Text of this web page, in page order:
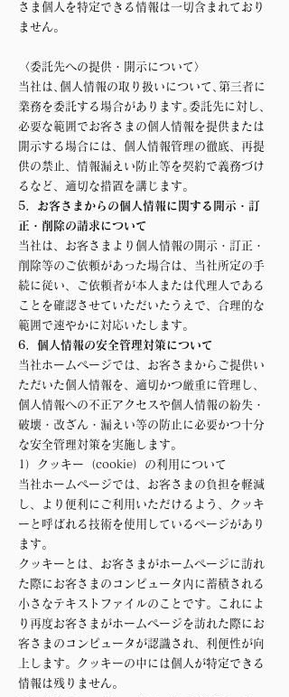
さま個人を特定できる情報は一切含まれており
ません。
〈委託先への提供・開示について〉
当社は､個人情報の取り扱いについて､第三者に
業務を委託する場合があります｡委託先に対し、
必要な範囲でお客さまの個人情報を提供または
開示する場合には、個人情報管理の徹底、再提
供の禁止、情報漏えい防止等を契約で義務づけ
るなど、適切な措置を講じます。
5．お客さまからの個人情報に関する開示・訂
正・削除の請求について
当社は、お客さまより個人情報の開示・訂正・
削除等のご依頼があった場合は、当社所定の手
続に従い、ご依頼者が本人または代理人である
ことを確認させていただいたうえで、合理的な
範囲で速やかに対応いたします。
6．個人情報の安全管理対策について
当社ホームページでは、お客さまからご提供い
ただいた個人情報を、適切かつ厳重に管理し、
個人情報への不正アクセスや個人情報の紛失・
破壊・改ざん・漏えい等の防止に必要かつ十分
な安全管理対策を実施します。
1）クッキー（cookie）の利用について
当社ホームページでは、お客さまの負担を軽減
し、より便利にご利用いただけるよう、クッキ
ーと呼ばれる技術を使用しているページがあり
ます。
クッキーとは、お客さまがホームページに訪れ
た際にお客さまのコンピュータ内に蓄積される
小さなテキストファイルのことです。これによ
り再度お客さまがホームページを訪れた際にお
客さまのコンピュータが認識され、利便性が向
上します。クッキーの中には個人が特定できる
情報は残りません。